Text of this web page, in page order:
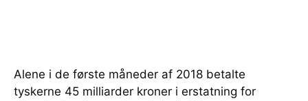
Alene i de første måneder af 2018 betalte
tyskerne 45 milliarder kroner i erstatning for